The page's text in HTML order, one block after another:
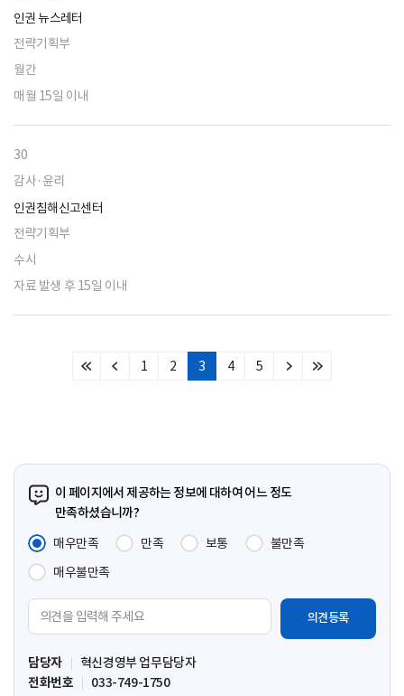
인권 뉴스레터
전략기획부
월간
매월 15일 이내
30
감사·윤리
인권침해신고센터
전략기획부
수시
자료 발생 후 15일 이내
처
이
1 2 3 4 5
다
마
이 페이지에서 제공하는 정보에 대하여 어느 정도
만족하셨습니까?
매우만족
만족 보통
불만족
매우불만족
견
입
력
담당자
혁신경영부 업무담당자
전화번호
033-749-1750